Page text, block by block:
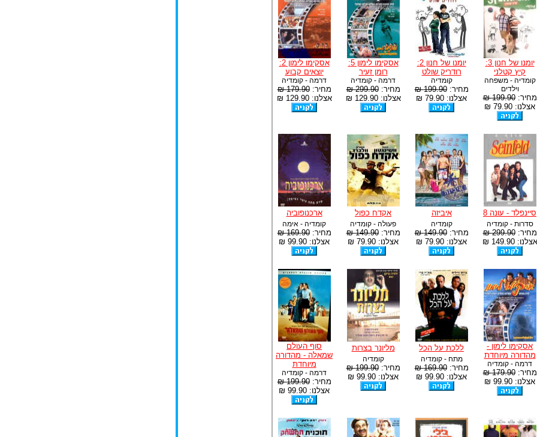
יומנו של חנון 3:
קיץ קטלני
קומדיה - משפחה
וילדים
מחיר:199.90 ₪
אצלנו: 79.90 ₪
יומנו של חנון 2:
רודריק שולט
קומדיה
מחיר:199.90 ₪
אצלנו: 79.90 ₪
אסקימו לימון 5:
רומן זעיר
דרמה - קומדיה
מחיר:299.90 ₪
אצלנו: 129.90 ₪
אסקימו לימון 2:
יוצאים קבוע
דרמה - קומדיה
מחיר:179.90 ₪
אצלנו: 129.90 ₪
סיינפלד - עונה 8
סדרות - קומדיה
מחיר:299.90 ₪
אצלנו: 149.90 ₪
איביזה
קומדיה
מחיר:149.90 ₪
אצלנו: 79.90 ₪
אקדח כפול
פעולה - קומדיה
מחיר:149.90 ₪
אצלנו: 79.90 ₪
ארכנופוביה
קומדיה - אימה
מחיר:169.90 ₪
אצלנו: 99.90 ₪
אסקימו לימון -
מהדורה מיוחדת
דרמה - קומדיה
מחיר:179.90 ₪
אצלנו: 99.90 ₪
ללכת על הכל
מתח - קומדיה
מחיר:169.90 ₪
אצלנו: 99.90 ₪
מליונר בצרות
קומדיה
מחיר:199.90 ₪
אצלנו: 99.90 ₪
סוף העולם
שמאלה - מהדורה
מיוחדת
דרמה - קומדיה
מחיר:199.90 ₪
אצלנו: 99.90 ₪